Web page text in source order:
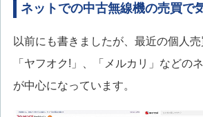
ネットでの中古無線機の売買で
以前にも書きましたが、最近の個人
「ヤフオク!」、「メルカリ」などの
が中心になっています。